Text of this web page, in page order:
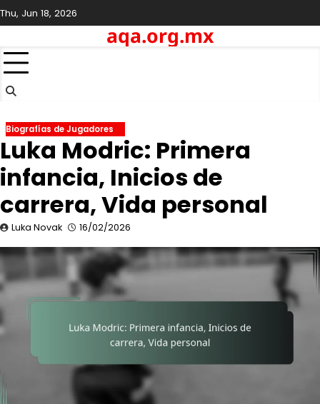
Skip
to
Thu, Jun 18, 2026
aqa.org.mx
Biografías de Jugadores
Luka Modric: Primera
infancia, Inicios de
carrera, Vida personal
Luka Novak 16/02/2026